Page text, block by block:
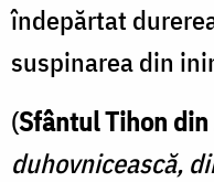
îndepărtat
suspinarea din
(Sfântul Tihon
duhovnicească,